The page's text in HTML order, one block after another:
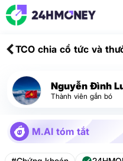
TCO chia cổ tức và
Nguyễn Đình
Thành viên gắn bó
M.AI tóm tắt